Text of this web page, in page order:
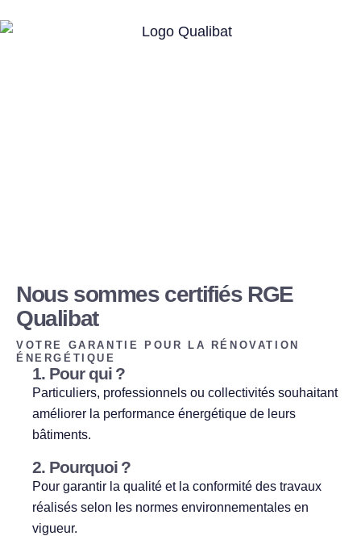
Nous sommes certifiés RGE
Qualibat
VOTRE GARANTIE POUR LA RÉNOVATION
ÉNERGÉTIQUE
1. Pour qui ?
Particuliers, professionnels ou collectivités souhaitant
améliorer la performance énergétique de leurs
bâtiments.
2. Pourquoi ?
Pour garantir la qualité et la conformité des travaux
réalisés selon les normes environnementales en
vigueur.